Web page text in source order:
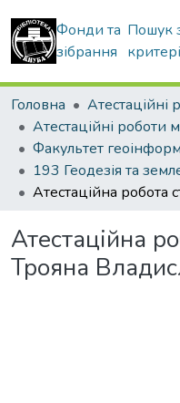
Фонди та
зібрання
Пошук
Головна
Атестаційна
Трояна